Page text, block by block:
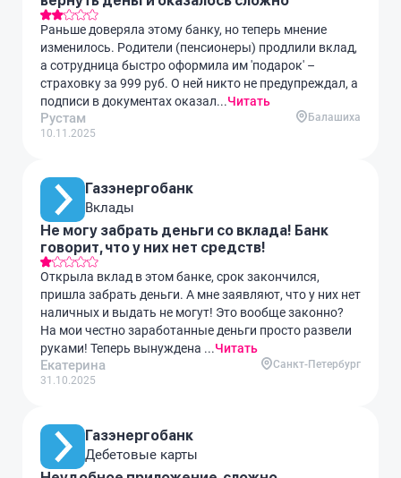
Раньше доверяла этому банку, но теперь мнение
изменилось. Родители (пенсионеры) продлили вклад,
а сотрудница быстро оформила им 'подарок' –
страховку за 999 руб. О ней никто не предупреждал, а
подписи в документах оказал...Читать
Рустам
10.11.2025
Балашиха
Газэнергобанк
Вклады
Не могу забрать деньги со вклада! Банк
говорит, что у них нет средств!
Открыла вклад в этом банке, срок закончился,
пришла забрать деньги. А мне заявляют, что у них нет
наличных и выдать не могут! Это вообще законно?
На мои честно заработанные деньги просто развели
руками! Теперь вынуждена ...Читать
Екатерина
31.10.2025
Санкт-Петербург
Газэнергобанк
Дебетовые карты